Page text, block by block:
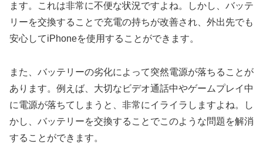
ます。これは非常に不便な状況ですよね。しかし、バッテ
リーを交換することで充電の持ちが改善され、外出先でも
安心してiPhoneを使用することができます。
また、バッテリーの劣化によって突然電源が落ちることが
あります。例えば、大切なビデオ通話中やゲームプレイ中
に電源が落ちてしまうと、非常にイライラしますよね。し
かし、バッテリーを交換することでこのような問題を解消
することができます。